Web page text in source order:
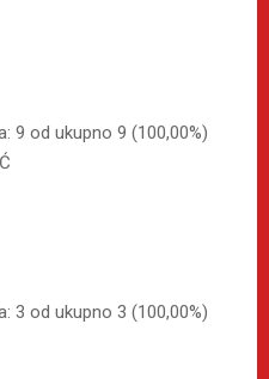
9 od ukupno 9 (100,00%)
3 od ukupno 3 (100,00%)